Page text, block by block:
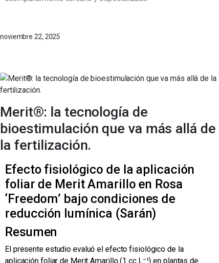
noviembre 22, 2025
Merit®: la tecnología de
bioestimulación que va más allá de
la fertilización.
Efecto fisiológico de la aplicación
foliar de Merit Amarillo en Rosa
‘Freedom’ bajo condiciones de
reducción lumínica (Sarán)
Resumen
El presente estudio evaluó el efecto fisiológico de la
aplicación foliar de Merit Amarillo (1 cc L⁻¹) en plantas de